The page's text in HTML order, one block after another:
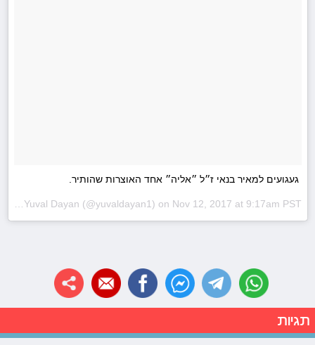
געגועים למאיר בנאי ז״ל ״אליה״ אחד האוצרות שהותיר.
Nov 12, 2017 at 9:17am PST
תגיות